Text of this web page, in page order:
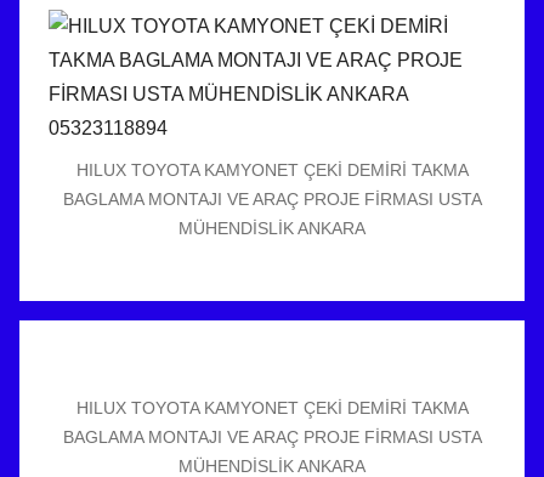
HILUX TOYOTA KAMYONET ÇEKİ DEMİRİ TAKMA
BAGLAMA MONTAJI VE ARAÇ PROJE FİRMASI USTA
MÜHENDİSLİK ANKARA
HILUX TOYOTA KAMYONET ÇEKİ DEMİRİ TAKMA
BAGLAMA MONTAJI VE ARAÇ PROJE FİRMASI USTA
MÜHENDİSLİK ANKARA